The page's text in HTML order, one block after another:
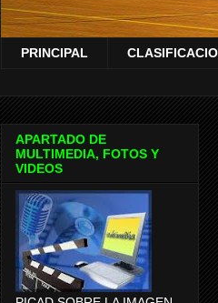
PRINCIPAL
APARTADO DE
MULTIMEDIA, FOTOS Y
VIDEOS